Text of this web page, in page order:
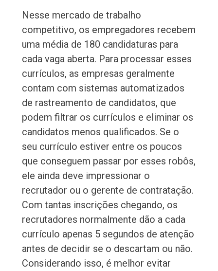
Nesse mercado de trabalho
competitivo, os empregadores recebem
uma média de 180 candidaturas para
cada vaga aberta. Para processar esses
currículos, as empresas geralmente
contam com sistemas automatizados
de rastreamento de candidatos, que
podem filtrar os currículos e eliminar os
candidatos menos qualificados. Se o
seu currículo estiver entre os poucos
que conseguem passar por esses robôs,
ele ainda deve impressionar o
recrutador ou o gerente de contratação.
Com tantas inscrições chegando, os
recrutadores normalmente dão a cada
currículo apenas 5 segundos de atenção
antes de decidir se o descartam ou não.
Considerando isso, é melhor evitar